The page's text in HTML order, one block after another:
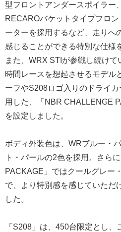
型フロントアンダースポイラー
RECAROバケットタイプフロ
ーターを採用するなど、走りへ
感じることができる特別な仕様
また、WRX STIが参戦し続け
時間レースを想起させるモデル
ーフやS208ロゴ入りのドライ
用した、「NBR CHALLENGE
を設定しました。
ボディ外装色は、WRブルー・
ト・パールの2色を採用。さら
PACKAGE」ではクールグレー
で、より特別感を感じていただ
した。
「S208」は、450台限定とし